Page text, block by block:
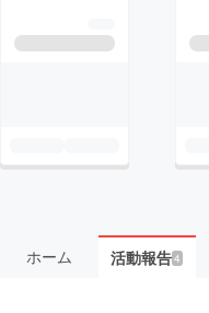
ホーム 活動報告4